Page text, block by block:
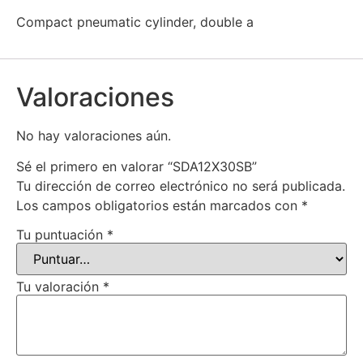
Compact pneumatic cylinder, double a
Valoraciones
No hay valoraciones aún.
Sé el primero en valorar “SDA12X30SB”
Tu dirección de correo electrónico no será publicada.
Los campos obligatorios están marcados con *
Tu puntuación *
Tu valoración *